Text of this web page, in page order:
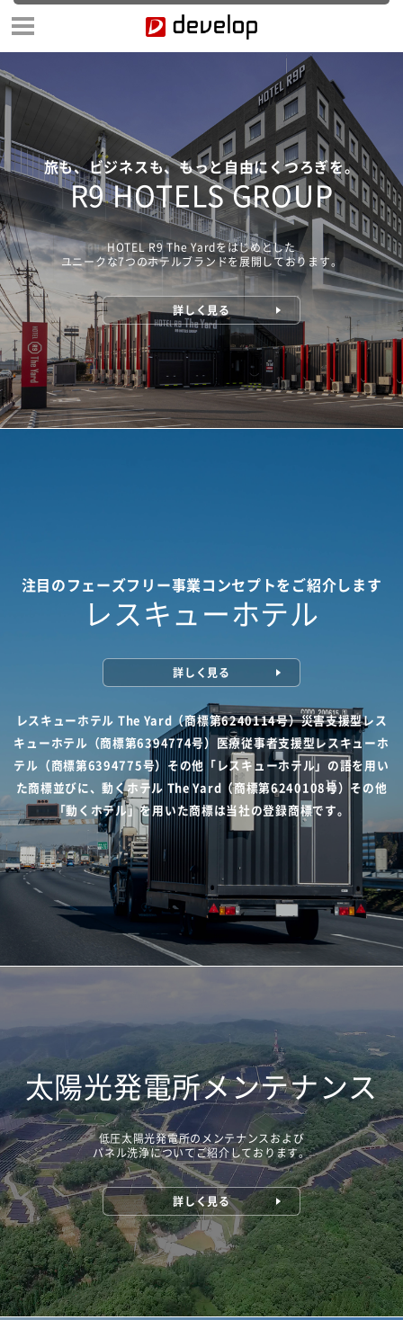
旅も、ビジネスも、もっと自由にくつろぎを。
R9 HOTELS GROUP
HOTEL R9 The Yardをはじめとした
ユニークな7つのホテルブランドを展開しております。
詳しく見る
注目のフェーズフリー事業コンセプトをご紹介します
レスキューホテル
詳しく見る
レスキューホテル The Yard（商標第6240114号）災害支援型レス
キューホテル（商標第6394774号）医療従事者支援型レスキューホ
テル（商標第6394775号）その他「レスキューホテル」の語を用い
た商標並びに、動くホテル The Yard（商標第6240108号）その他
「動くホテル」を用いた商標は当社の登録商標です。
太陽光発電所メンテナンス
低圧太陽光発電所のメンテナンスおよび
パネル洗浄についてご紹介しております。
詳しく見る